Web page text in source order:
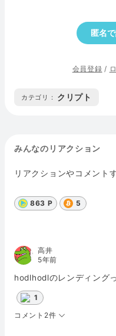
匿名
会員登録 /
カテゴリ : クリプト
みんなのリアクション
リアクションやコメント
863 P 5
高井
5年前
hodlhodlのレンディング
1
コメント2件